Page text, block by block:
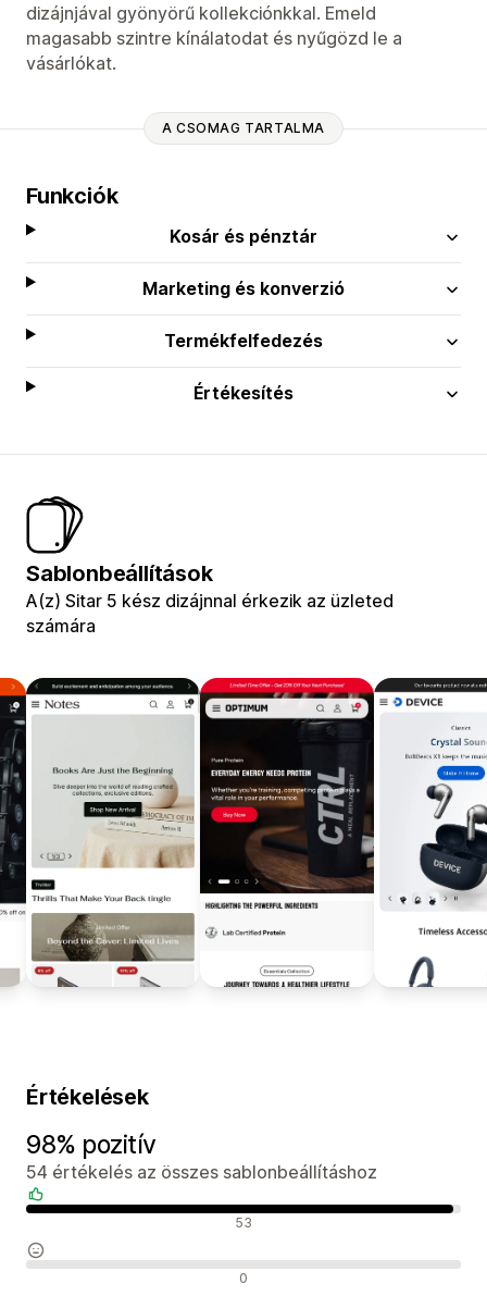
dizájnjával gyönyörű kollekciónkkal. Emeld
magasabb szintre kínálatodat és nyűgözd le a
vásárlókat.
A CSOMAG TARTALMA
Funkciók
Kosár és pénztár
Marketing és konverzió
Termékfelfedezés
Értékesítés
Sablonbeállítások
A(z) Sitar 5 kész dizájnnal érkezik az üzleted
számára
Értékelések
98% pozitív
54 értékelés az összes sablonbeállításhoz
53
0